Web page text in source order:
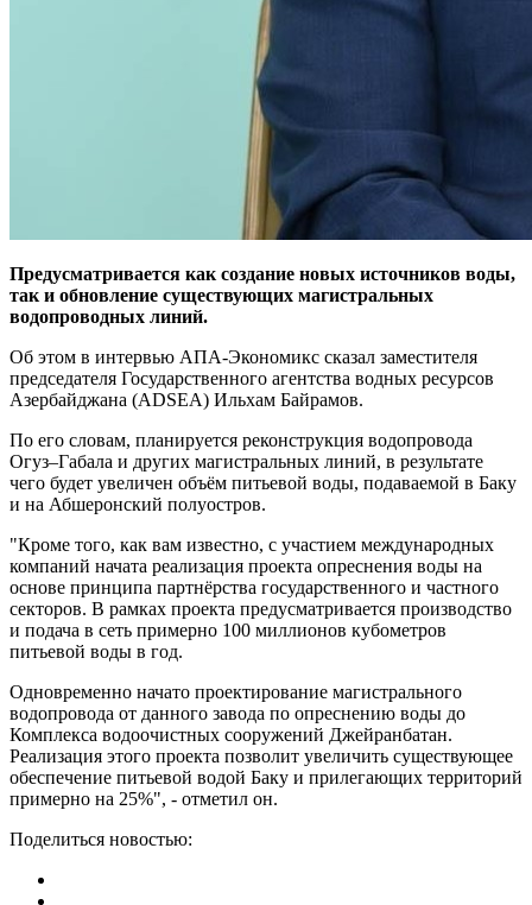
Предусматривается как создание новых источников воды,
так и обновление существующих магистральных
водопроводных линий.
Об этом в интервью АПА-Экономикс сказал заместителя
председателя Государственного агентства водных ресурсов
Азербайджана (ADSEA) Ильхам Байрамов.
По его словам, планируется реконструкция водопровода
Огуз–Габала и других магистральных линий, в результате
чего будет увеличен объём питьевой воды, подаваемой в Баку
и на Абшеронский полуостров.
"Кроме того, как вам известно, с участием международных
компаний начата реализация проекта опреснения воды на
основе принципа партнёрства государственного и частного
секторов. В рамках проекта предусматривается производство
и подача в сеть примерно 100 миллионов кубометров
питьевой воды в год.
Одновременно начато проектирование магистрального
водопровода от данного завода по опреснению воды до
Комплекса водоочистных сооружений Джейранбатан.
Реализация этого проекта позволит увеличить существующее
обеспечение питьевой водой Баку и прилегающих территорий
примерно на 25%", - отметил он.
Поделиться новостью: